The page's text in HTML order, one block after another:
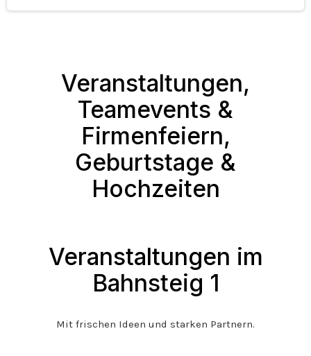
Veranstaltungen,
Teamevents &
Firmenfeiern,
Geburtstage &
Hochzeiten
Veranstaltungen im
Bahnsteig 1
Mit frischen Ideen und starken Partnern.